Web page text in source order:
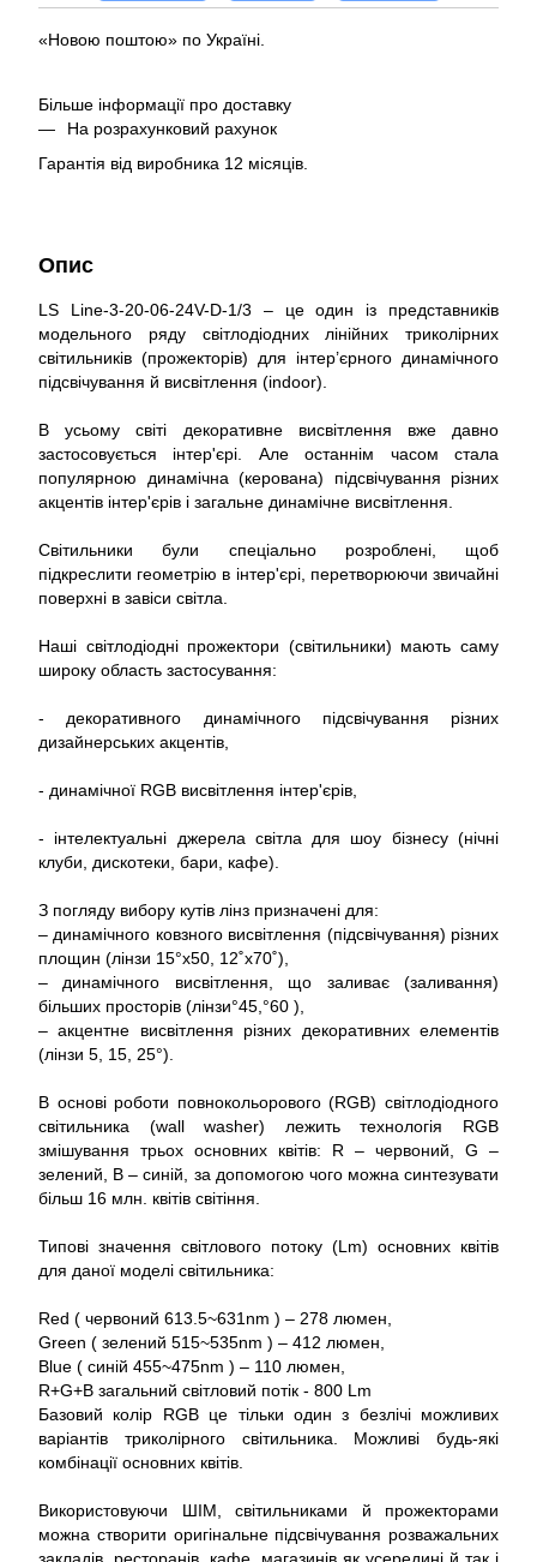
«Новою поштою» по Україні.
Більше інформації про доставку
На розрахунковий рахунок
Гарантія від виробника 12 місяців.
Опис
LS Line-3-20-06-24V-D-1/3 – це один із представників
модельного ряду світлодіодних лінійних триколірних
світильників (прожекторів) для інтер’єрного динамічного
підсвічування й висвітлення (indoor).
В усьому світі декоративне висвітлення вже давно
застосовується інтер'єрі. Але останнім часом стала
популярною динамічна (керована) підсвічування різних
акцентів інтер'єрів і загальне динамічне висвітлення.
Світильники були спеціально розроблені, щоб
підкреслити геометрію в інтер'єрі, перетворюючи звичайні
поверхні в завіси світла.
Наші світлодіодні прожектори (світильники) мають саму
широку область застосування:
- декоративного динамічного підсвічування різних
дизайнерських акцентів,
- динамічної RGB висвітлення інтер'єрів,
- інтелектуальні джерела світла для шоу бізнесу (нічні
клуби, дискотеки, бари, кафе).
З погляду вибору кутів лінз призначені для:
– динамічного ковзного висвітлення (підсвічування) різних
площин (лінзи 15°x50, 12˚x70˚),
– динамічного висвітлення, що заливає (заливання)
більших просторів (лінзи°45,°60 ),
– акцентне висвітлення різних декоративних елементів
(лінзи 5, 15, 25°).
В основі роботи повнокольорового (RGB) світлодіодного
світильника (wall washer) лежить технологія RGB
змішування трьох основних квітів: R – червоний, G –
зелений, B – синій, за допомогою чого можна синтезувати
більш 16 млн. квітів світіння.
Типові значення світлового потоку (Lm) основних квітів
для даної моделі світильника:
Red ( червоний 613.5~631nm ) – 278 люмен,
Green ( зелений 515~535nm ) – 412 люмен,
Blue ( синій 455~475nm ) – 110 люмен,
R+G+B загальний світловий потік - 800 Lm
Базовий колір RGB це тільки один з безлічі можливих
варіантів триколірного світильника. Можливі будь-які
комбінації основних квітів.
Використовуючи ШІМ, світильниками й прожекторами
можна створити оригінальне підсвічування розважальних
закладів, ресторанів, кафе, магазинів як усередині й так і